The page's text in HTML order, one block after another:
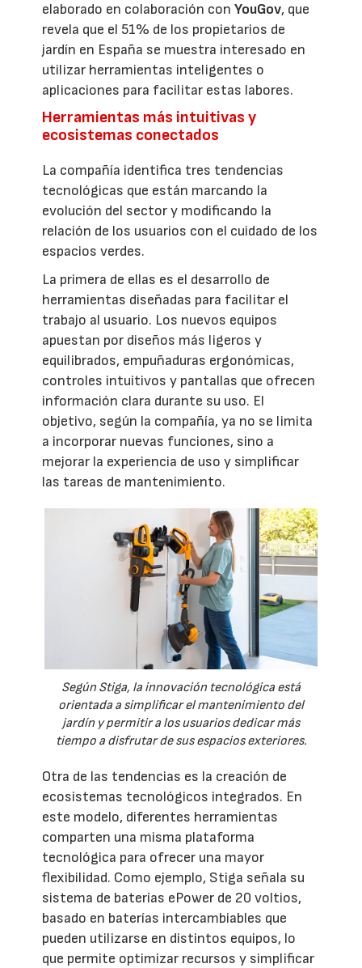
elaborado en colaboración conYouGov, que
revela que el 51% de los propietarios de
jardín en España se muestra interesado en
utilizar herramientas inteligentes o
aplicaciones para facilitar estas labores.
Herramientas más intuitivas y
ecosistemas conectados
La compañía identifica tres tendencias
tecnológicas que están marcando la
evolución del sector y modificando la
relación de los usuarios con el cuidado de los
espacios verdes.
La primera de ellas es el desarrollo de
herramientas diseñadas para facilitar el
trabajo al usuario. Los nuevos equipos
apuestan por diseños más ligeros y
equilibrados, empuñaduras ergonómicas,
controles intuitivos y pantallas que ofrecen
información clara durante su uso. El
objetivo, según la compañía, ya no se limita
a incorporar nuevas funciones, sino a
mejorar la experiencia de uso y simplificar
las tareas de mantenimiento.
Según Stiga, la innovación tecnológica está
orientada a simplificar el mantenimiento del
jardín y permitir a los usuarios dedicar más
tiempo a disfrutar de sus espacios exteriores.
Otra de las tendencias es la creación de
ecosistemas tecnológicos integrados. En
este modelo, diferentes herramientas
comparten una misma plataforma
tecnológica para ofrecer una mayor
flexibilidad. Como ejemplo, Stiga señala su
sistema de baterías ePower de 20 voltios,
basado en baterías intercambiables que
pueden utilizarse en distintos equipos, lo
que permite optimizar recursos y simplificar